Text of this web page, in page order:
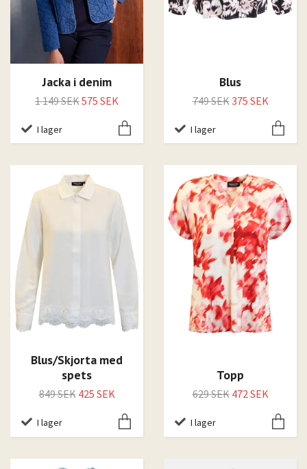
Jacka i denim
1 149 SEK575 SEK
I lager
Blus
749 SEK375 SEK
I lager
Blus/Skjorta med
spets
849 SEK 425 SEK
I lager
Topp
629 SEK 472 SEK
I lager